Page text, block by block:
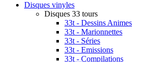
Disques vinyles
Disques 33 tours
33t - Dessins Animes
33t - Marionnettes
33t - Séries
33t - Emissions
33t - Compilations